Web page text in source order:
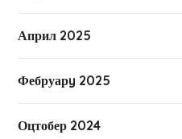
Април 2025
Фебруарy 2025
Оцтобер 2024